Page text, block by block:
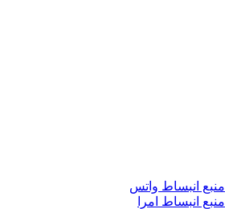
منبع انبساط واتس
منبع انبساط امرا